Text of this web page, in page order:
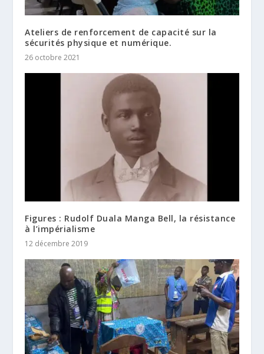
Ateliers de renforcement de capacité sur la
sécurités physique et numérique.
26 octobre 2021
Figures : Rudolf Duala Manga Bell, la résistance
à l’impérialisme
12 décembre 2019